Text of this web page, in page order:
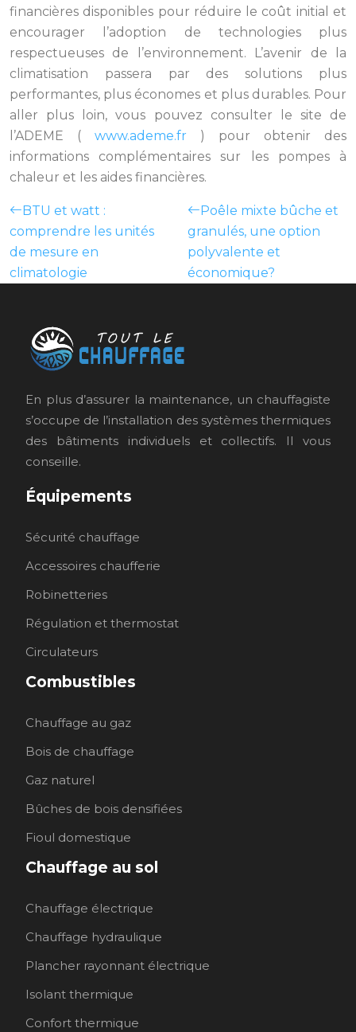
financières disponibles pour réduire le coût initial et
encourager l’adoption de technologies plus
respectueuses de l’environnement. L’avenir de la
climatisation passera par des solutions plus
performantes, plus économes et plus durables. Pour
aller plus loin, vous pouvez consulter le site de
l’ADEME ( www.ademe.fr ) pour obtenir des
informations complémentaires sur les pompes à
chaleur et les aides financières.
BTU et watt :
comprendre les unités
de mesure en
climatologie
Poêle mixte bûche et
granulés, une option
polyvalente et
économique?
En plus d’assurer la maintenance, un chauffagiste
s’occupe de l’installation des systèmes thermiques
des bâtiments individuels et collectifs. Il vous
conseille.
Équipements
Sécurité chauffage
Accessoires chaufferie
Robinetteries
Régulation et thermostat
Circulateurs
Combustibles
Chauffage au gaz
Bois de chauffage
Gaz naturel
Bûches de bois densifiées
Fioul domestique
Chauffage au sol
Chauffage électrique
Chauffage hydraulique
Plancher rayonnant électrique
Isolant thermique
Confort thermique